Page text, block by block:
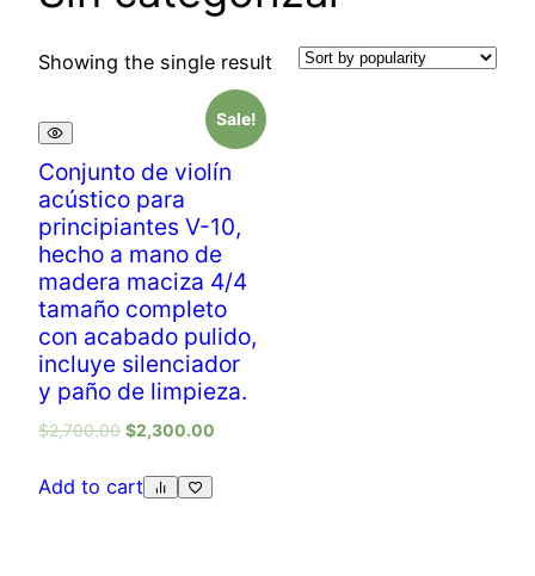
Showing the single result
Sale!
Conjunto de violín
acústico para
principiantes V-10,
hecho a mano de
madera maciza 4/4
tamaño completo
con acabado pulido,
incluye silenciador
y paño de limpieza.
$2,700.00 $2,300.00
Add to cart